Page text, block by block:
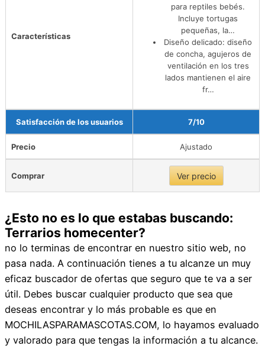
Características
para reptiles bebés.
Incluye tortugas
pequeñas, la…
Diseño delicado: diseño
de concha, agujeros de
ventilación en los tres
lados mantienen el aire
fr…
Satisfacción de los usuarios 7/10
Precio Ajustado
Comprar Ver precio
¿Esto no es lo que estabas buscando:
Terrarios homecenter?
no lo terminas de encontrar en nuestro sitio web, no
pasa nada. A continuación tienes a tu alcanze un muy
eficaz buscador de ofertas que seguro que te va a ser
útil. Debes buscar cualquier producto que sea que
deseas encontrar y lo más probable es que en
MOCHILASPARAMASCOTAS.COM, lo hayamos evaluado
y valorado para que tengas la información a tu alcance.